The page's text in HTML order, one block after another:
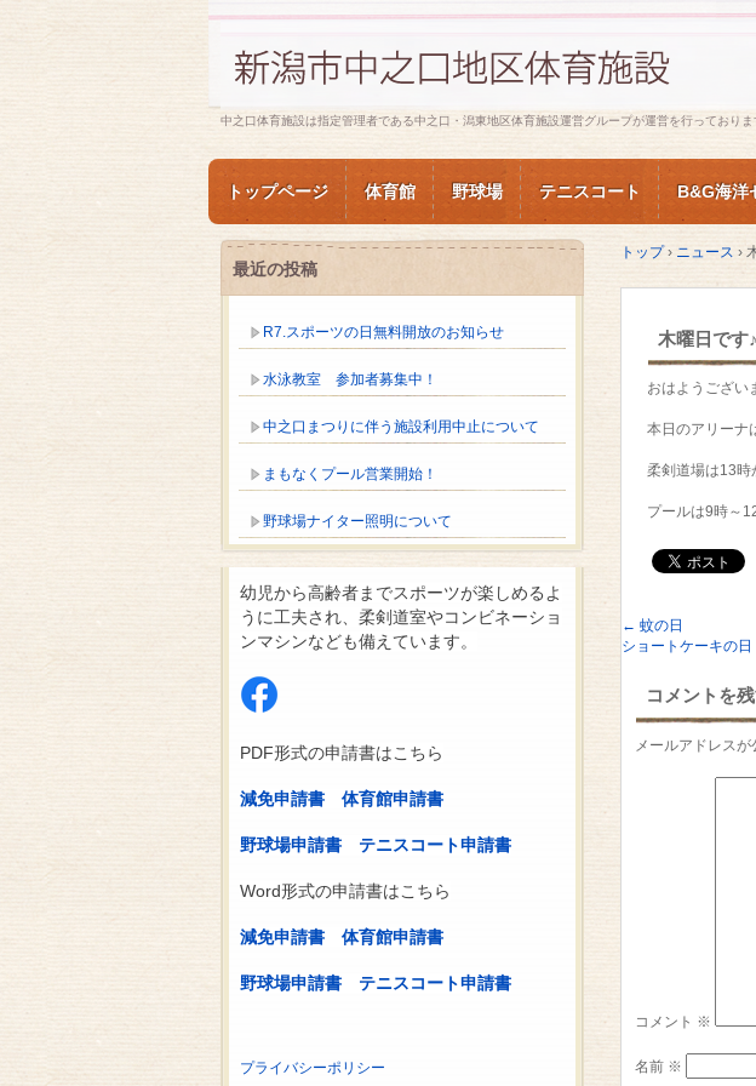
中之口体育施設は指定管理者である中之口・潟東地区体育施設運営グループが運営を行っておりま
トップページ 体育館 野球場 テニスコート B&G海洋
トップ › ニュース ›
木曜日です♪
おはようござい
本日のアリーナ
柔剣道場は13時
プールは9時～
← 蚊の日
ショートケーキの日
コメントを
メールアドレスが
コメント ※
名前 ※
最近の投稿
R7.スポーツの日無料開放のお知らせ
水泳教室 参加者募集中！
中之口まつりに伴う施設利用中止について
まもなくプール営業開始！
野球場ナイター照明について
幼児から高齢者までスポーツが楽しめるよ
うに工夫され、柔剣道室やコンビネーショ
ンマシンなども備えています。
PDF形式の申請書はこちら
減免申請書 体育館申請書
野球場申請書 テニスコート申請書
Word形式の申請書はこちら
減免申請書 体育館申請書
野球場申請書 テニスコート申請書
プライバシーポリシー